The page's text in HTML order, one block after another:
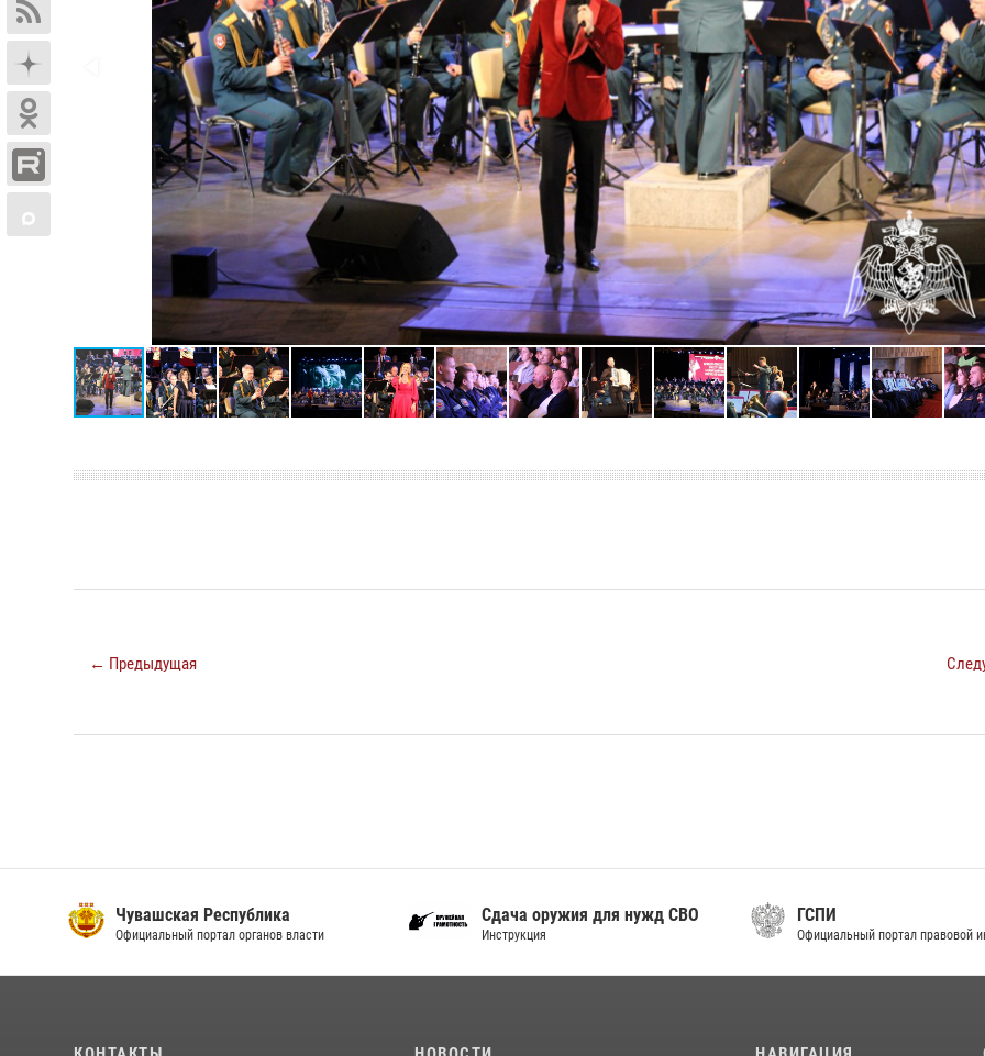
← Предыдущая
Чувашская Республика
Официальный портал органов власти
Сдача оружия для нужд СВО
Инструкция
ГСПИ
Официальный портал правовой